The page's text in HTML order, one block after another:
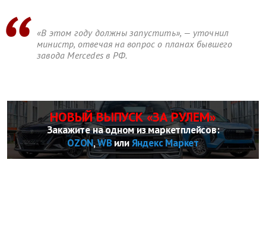
«В этом году должны запустить», — уточнил
министр, отвечая на вопрос о планах бывшего
завода Mercedes в РФ.
НОВЫЙ ВЫПУСК «ЗА РУЛЕМ»
Закажите на одном из маркетплейсов:
OZON,WBилиЯндекс Маркет